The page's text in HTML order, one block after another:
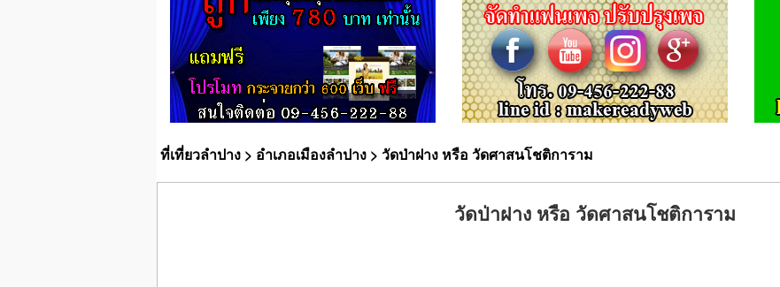
ที่เที่ยวลำปาง > อำเภอเมืองลำปาง > วัดป่าฝาง หรือ วัดศาสนโชติการาม
วัดป่าฝาง หรือ วัดศาสนโชติการาม